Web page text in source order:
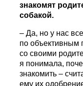
знакомят
собакой.
– Да, но у нас
по объективным
со своими
я понимала,
знакомить –
ему их